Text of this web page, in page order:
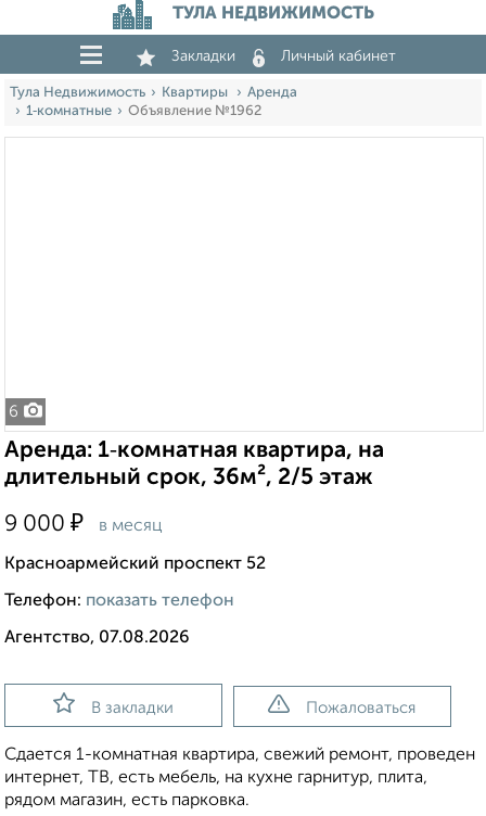
ТУЛА НЕДВИЖИМОСТЬ
Закладки Личный кабинет
Тула Недвижимость Квартиры
Аренда
1‑комнатные
Объявление №1962
6
Аренда: 1‑комнатная квартира, на
длительный срок, 36м², 2/5 этаж
9 000 ₽ в месяц
Красноармейский проспект 52
Телефон: показать телефон
Агентство, 07.08.2026
В закладки Пожаловаться
Сдается 1-комнатная квартира, свежий ремонт, проведен
интернет, ТВ, есть мебель, на кухне гарнитур, плита,
рядом магазин, есть парковка.